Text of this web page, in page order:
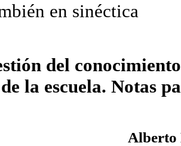
en sinéctica
del
de la escuela. Notas
Alberto